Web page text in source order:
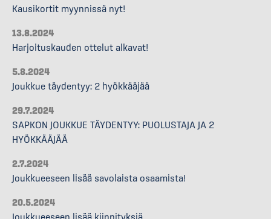
Kausikortit myynnissä nyt!
13.8.2024
Harjoituskauden ottelut alkavat!
5.8.2024
Joukkue täydentyy: 2 hyökkääjää
29.7.2024
SAPKON JOUKKUE TÄYDENTYY: PUOLUSTAJA JA 2
HYÖKKÄÄJÄÄ
2.7.2024
Joukkueeseen lisää savolaista osaamista!
20.5.2024
Joukkueeseen lisää kiinnityksiä